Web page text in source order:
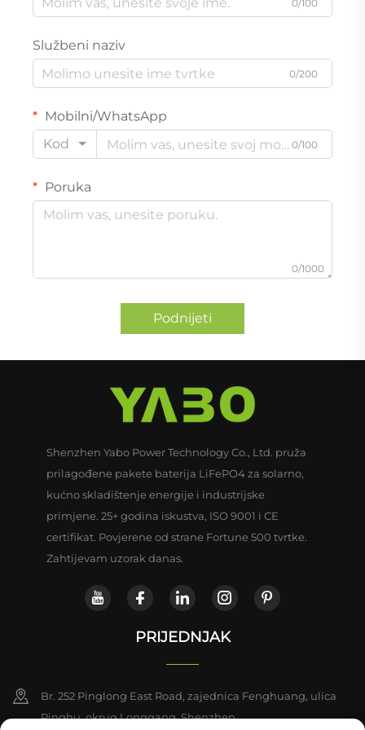
0/100
Službeni naziv
0/200
Mobilni/WhatsApp
Kod
0/100
Poruka
0/1000
Podnijeti
Shenzhen Yabo Power Technology Co., Ltd. pruža
prilagođene pakete baterija LiFePO4 za solarno,
kućno skladištenje energije i industrijske
primjene. 25+ godina iskustva, ISO 9001 i CE
certifikat. Povjerene od strane Fortune 500 tvrtke.
Zahtijevam uzorak danas.
PRIJEDNJAK
Br. 252 Pinglong East Road, zajednica Fenghuang, ulica
Pinghu, okrug Longgang, Shenzhen